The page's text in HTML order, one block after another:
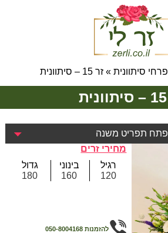
פרחי סיתוונית » זר 15 – סיתוונית
פתח תפריט משנה
מחירי זרים
רגיל
120
בינוני
160
גדול
180
להזמנות 050-8004168